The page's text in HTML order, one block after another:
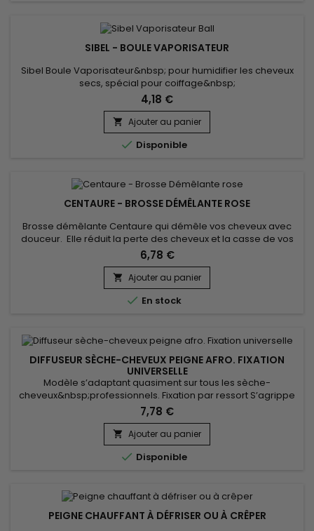
SIBEL - BOULE VAPORISATEUR
Sibel Boule Vaporisateur&nbsp; pour humidifier les cheveux
secs, spécial pour coiffage&nbsp;
4,18 €
 Ajouter au panier
 Disponible
CENTAURE - BROSSE DÉMÊLANTE ROSE
Brosse démêlante Centaure qui démêle vos cheveux avec
douceur. Elle réduit la perte des cheveux et la casse de vos
pointes davantage qu’une brosse classique. Elle est équipée
de picots souples qui protègent vos cheveux lors du
démêlage afin de garantir un résultat soyeux et sain.
Convient à tous types de cheveux.
6,78 €
 Ajouter au panier
 En stock
DIFFUSEUR SÈCHE-CHEVEUX PEIGNE AFRO. FIXATION
UNIVERSELLE
Modèle s’adaptant quasiment sur tous les sèche-
cheveux&nbsp;professionnels. Fixation par ressort S’agrippe
aussi sur les modèles coniques grâce à des freins en
caoutchouc. Le diamètre maximum de votre sèche-cheveux
doit être de 50mm Livré avec embout supplémentaire d'un
diamètre de 47 mm
7,78 €
 Ajouter au panier
 Disponible
PEIGNE CHAUFFANT À DÉFRISER OU À CRÊPER